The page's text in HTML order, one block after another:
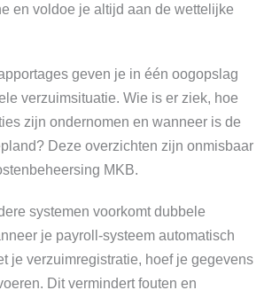
en voldoe je altijd aan de wettelijke
geven je in één oogopslag
verzuimsituatie. Wie is er ziek, hoe
zijn ondernomen en wanneer is de
Deze overzichten zijn onmisbaar
MKB.
systemen voorkomt dubbele
je payroll-systeem automatisch
je verzuimregistratie, hoef je gegevens
Dit vermindert fouten en